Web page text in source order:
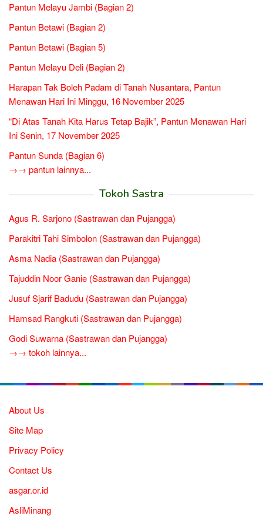
Pantun Melayu Jambi (Bagian 2)
Pantun Betawi (Bagian 2)
Pantun Betawi (Bagian 5)
Pantun Melayu Deli (Bagian 2)
Harapan Tak Boleh Padam di Tanah Nusantara, Pantun
Menawan Hari Ini Minggu, 16 November 2025
“Di Atas Tanah Kita Harus Tetap Bajik”, Pantun Menawan Hari
Ini Senin, 17 November 2025
Pantun Sunda (Bagian 6)
→→ pantun lainnya...
Tokoh Sastra
Agus R. Sarjono (Sastrawan dan Pujangga)
Parakitri Tahi Simbolon (Sastrawan dan Pujangga)
Asma Nadia (Sastrawan dan Pujangga)
Tajuddin Noor Ganie (Sastrawan dan Pujangga)
Jusuf Sjarif Badudu (Sastrawan dan Pujangga)
Hamsad Rangkuti (Sastrawan dan Pujangga)
Godi Suwarna (Sastrawan dan Pujangga)
→→ tokoh lainnya...
About Us
Site Map
Privacy Policy
Contact Us
asgar.or.id
AsliMinang